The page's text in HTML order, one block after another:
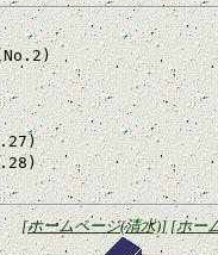
[ホームページ(清水)] [ホー